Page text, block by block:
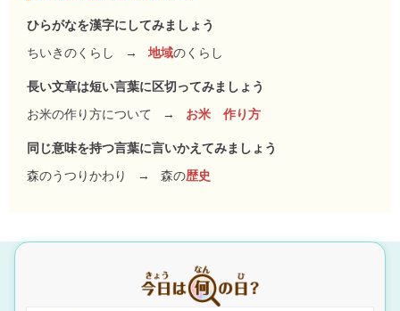
ひらがなを漢字にしてみましょう
ちいきのくらし
→ 地域のくらし
長い文章は短い言葉に区切ってみましょう
お米の作り方について
→ お米 作り方
同じ意味を持つ言葉に言いかえてみましょう
森のうつりかわり
→ 森の歴史